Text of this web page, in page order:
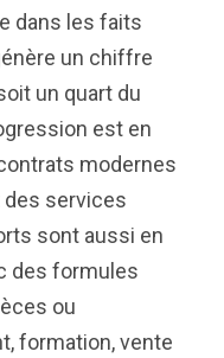
dans les faits
un chiffre
un quart du
est en
modernes
services
sont aussi en
des formules
ou
formation, vente